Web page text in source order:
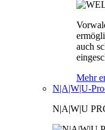
auch
Mehr
N|A|W|U-
N|A|W|U